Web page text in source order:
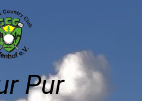
Pur